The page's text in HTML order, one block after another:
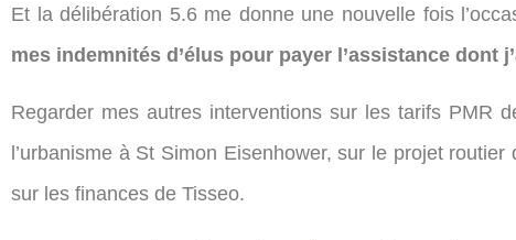
Et la délibération 5.6 me donne une nouvelle fois
mes indemnités d’élus pour payer l’assistance dont
Regarder mes autres interventions sur les tarifs PMR
l’urbanisme à St Simon Eisenhower, sur le projet
sur les finances de Tisseo.